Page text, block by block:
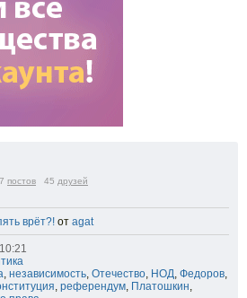
постов 45 друзей
врёт?! от agat
, независимость, Отечество, НОД, Федоров,
, референдум, Платошкин,